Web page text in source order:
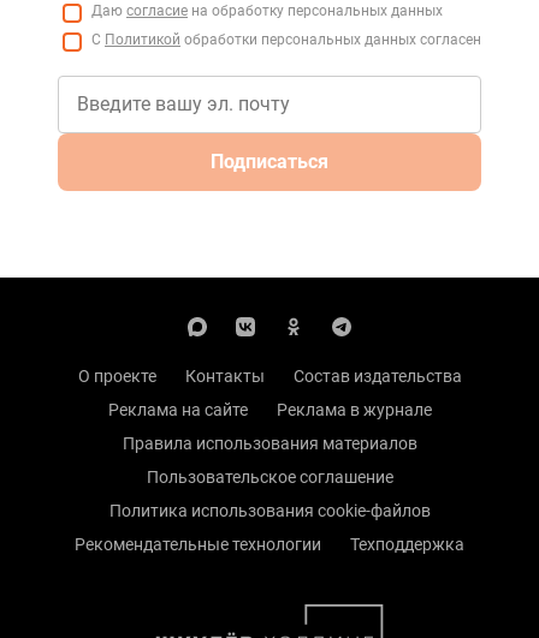
Даю согласие на обработку персональных данных
С Политикой обработки персональных данных согласен
Подписаться
О проекте Контакты
Состав издательства
Реклама на сайте
Реклама в журнале
Правила использования материалов
Пользовательское соглашение
Политика использования cookie-файлов
Рекомендательные технологии
Техподдержка